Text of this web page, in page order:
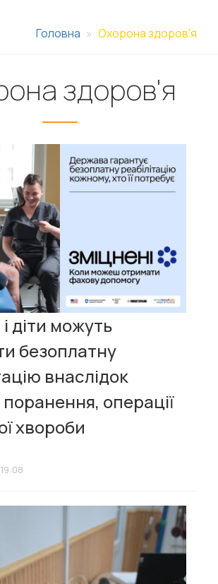
X
Головна Охорона здоров'я
здоров'я
діти можуть
безоплатну
внаслідок
операції
хвороби